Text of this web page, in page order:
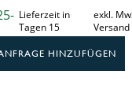
Lieferzeit in
Tagen 15
exkl.
Versand
HINZUFÜGEN